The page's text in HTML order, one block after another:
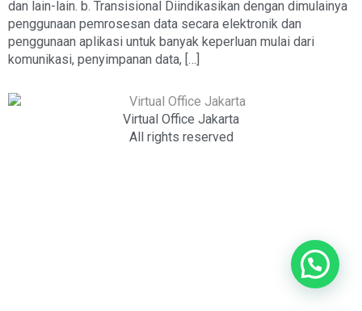
dan lain-lain. b. Transisional Diindikasikan dengan dimulainya
penggunaan pemrosesan data secara elektronik dan
penggunaan aplikasi untuk banyak keperluan mulai dari
komunikasi, penyimpanan data, […]
Virtual Office Jakarta
All rights reserved